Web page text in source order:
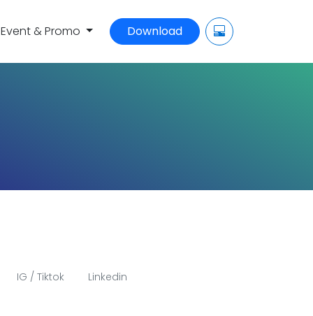
Event & Promo Download
IG / Tiktok Linkedin